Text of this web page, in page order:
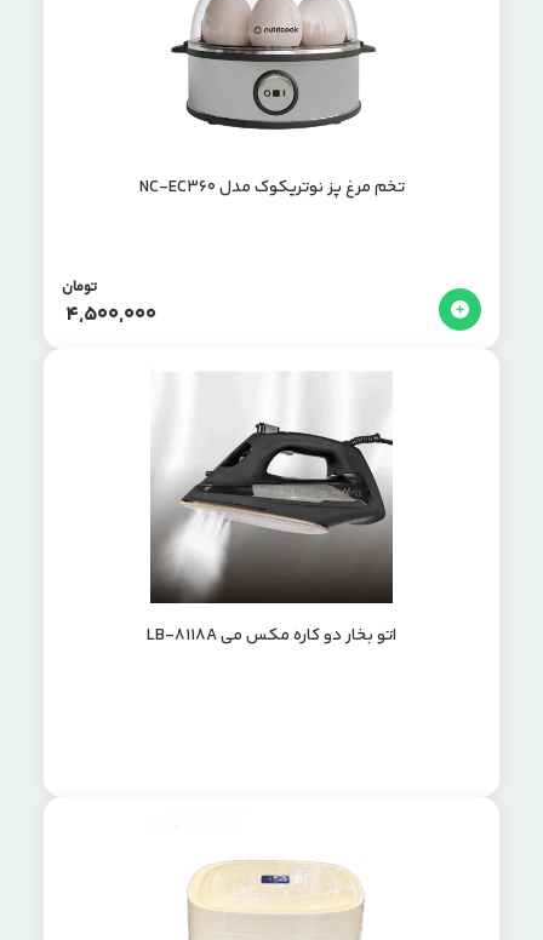
تخم مرغ پز نوتریکوک مدل NC-EC360
4,500,000
تومان
اتو بخار دو کاره مکس می LB-8118A